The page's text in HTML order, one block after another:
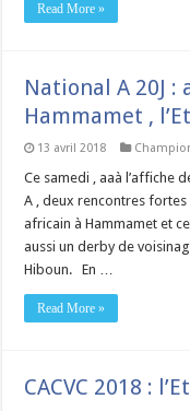
Read More »
National A 20J
Hammamet ,
13 avril 2018
Ce samedi , aaà l’affiche
A , deux rencontres
africain à Hammamet et
aussi un derby de
Hiboun. En …
Read More »
CACVC 2018 :